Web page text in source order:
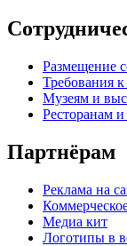
Размещение
Требования
Музеям и
Ресторанам
Партнёрам
Реклама на
Медиа кит
Логотипы в